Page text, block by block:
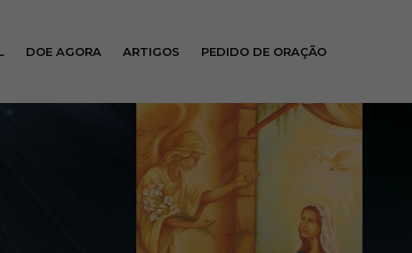
DOE AGORA ARTIGOS PEDIDO DE ORAÇÃO